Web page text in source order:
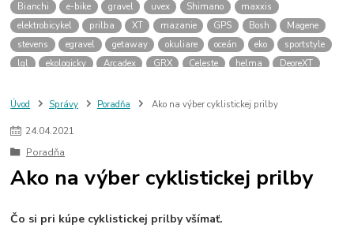
Bianchi e-bike gravel uvex Shimano
maxxis
elektrobicykel
prilba XT mazanie GPS Bosh
Magene
stevens
egravel getaway okuliare oceán eko
sportstyle
lgl
ekologicky Arcadex GRX Celeste helma
DeoreXT
galfer
brzdové platničky Rocky Mountain Powerplay
návleky na tretry
novela zákona
Úvod Správy Poradňa Ako na výber cyklistickej prilby
24.04.2021
Poradňa
Ako na výber cyklistickej prilby
Čo si pri kúpe cyklistickej prilby všímať.